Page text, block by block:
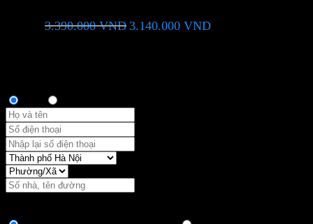
3.390.000VND Giá
3.140.000 VNDGiá